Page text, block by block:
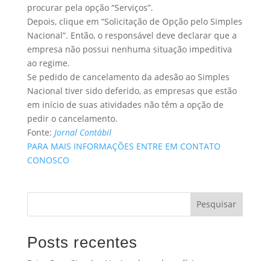
procurar pela opção “Serviços”.
Depois, clique em “Solicitação de Opção pelo Simples
Nacional”. Então, o responsável deve declarar que a
empresa não possui nenhuma situação impeditiva
ao regime.
Se pedido de cancelamento da adesão ao Simples
Nacional tiver sido deferido, as empresas que estão
em início de suas atividades não têm a opção de
pedir o cancelamento.
Fonte: Jornal Contábil
PARA MAIS INFORMAÇÕES ENTRE EM CONTATO
CONOSCO
Pesquisar
Posts recentes